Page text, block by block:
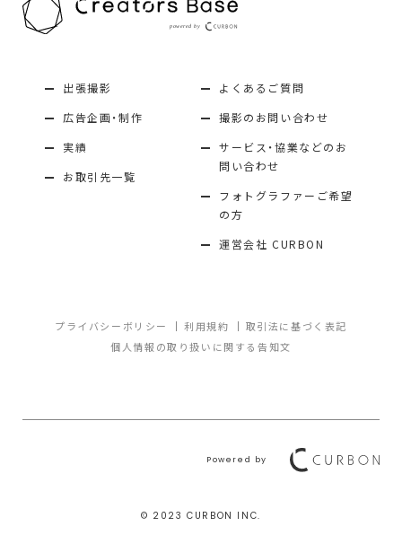
出張撮影
広告企画・制作
実績
お取引先一覧
よくあるご質問
撮影のお問い合わせ
サービス・協業などのお
問い合わせ
フォトグラファーご希望
の方
運営会社 CURBON
プライバシーボリシー 利用規約
取引法に基づく表記
個人情報の取り扱いに関する告知文
©️ 2023 CURBON INC.
Powered by